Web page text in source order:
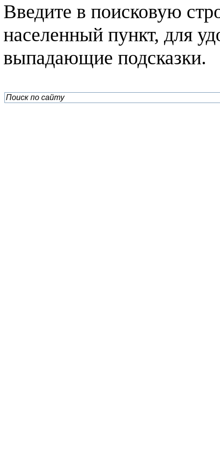
Введите в поисковую
населенный пункт, для
выпадающие подсказки.